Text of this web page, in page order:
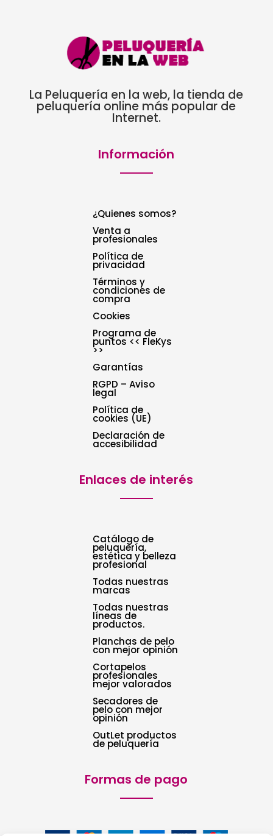
La Peluquería en la web, la tienda de
peluquería online más popular de
Internet.
Información
¿Quienes somos?
Venta a
profesionales
Política de
privacidad
Términos y
condiciones de
compra
Cookies
Programa de
puntos << FleKys
>>
Garantías
RGPD – Aviso
legal
Política de
cookies (UE)
Declaración de
accesibilidad
Enlaces de interés
Catálogo de
peluquería,
estética y belleza
profesional
Todas nuestras
marcas
Todas nuestras
líneas de
productos.
Planchas de pelo
con mejor opinión
Cortapelos
profesionales
mejor valorados
Secadores de
pelo con mejor
opinión
OutLet productos
de peluquería
Formas de pago